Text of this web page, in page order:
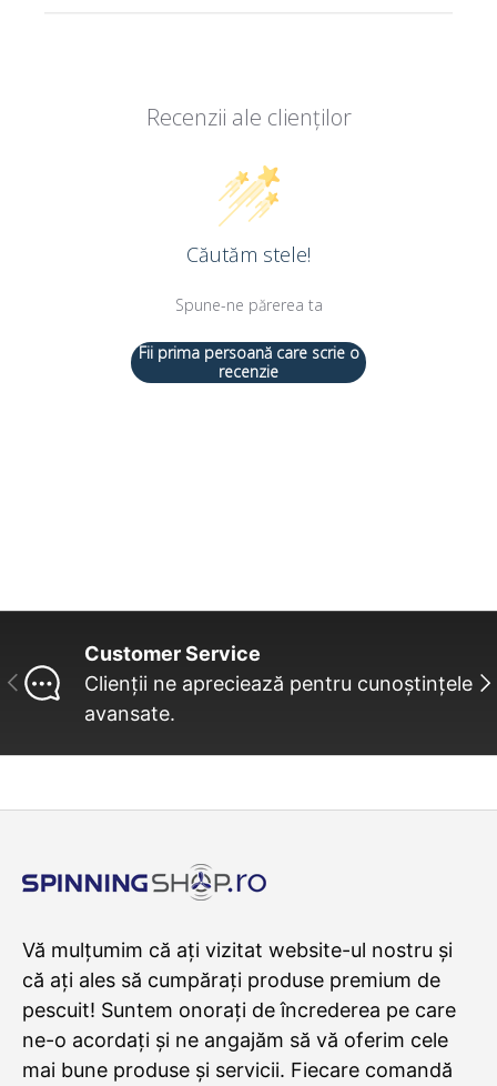
Recenzii ale clienților
Căutăm stele!
Spune-ne părerea ta
Fii prima persoană care scrie o
recenzie
INAINTE
Customer Service
Clienții ne apreciează pentru cunoștințele
avansate.
Vă mulțumim că ați vizitat website-ul nostru și
că ați ales să cumpărați produse premium de
pescuit! Suntem onorați de încrederea pe care
ne-o acordați și ne angajăm să vă oferim cele
mai bune produse și servicii. Fiecare comandă